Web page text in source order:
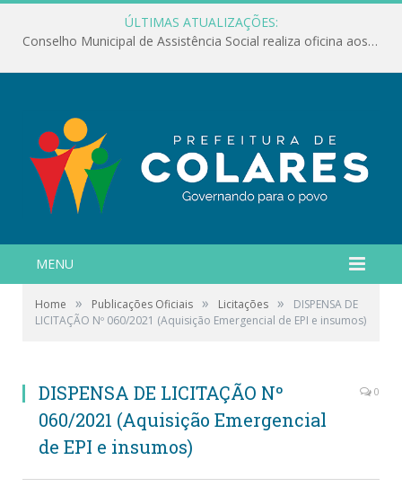
ÚLTIMAS ATUALIZAÇÕES:
Conselho Municipal de Assistência Social realiza oficina aos servidores
MENU
Home » Publicações Oficiais » Licitações »
DISPENSA DE
LICITAÇÃO Nº 060/2021 (Aquisição Emergencial de EPI e insumos)
DISPENSA DE LICITAÇÃO Nº
060/2021 (Aquisição Emergencial
de EPI e insumos)
0